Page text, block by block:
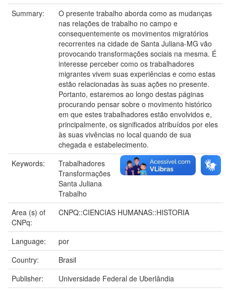
Summary:
O presente trabalho aborda como as mudanças
nas relações de trabalho no campo e
consequentemente os movimentos migratórios
recorrentes na cidade de Santa Juliana-MG vão
provocando transformações sociais na mesma. É
interesse perceber como os trabalhadores
migrantes vivem suas experiências e como estas
estão relacionadas às suas ações no presente.
Portanto, estaremos ao longo destas páginas
procurando pensar sobre o movimento histórico
em que estes trabalhadores estão envolvidos e,
principalmente, os significados atribuídos por eles
às suas vivências no local quando de sua
chegada e estabelecimento.
Keywords:
Trabalhadores
Transformações
Santa Juliana
Trabalho
Area (s) of
CNPq:
CNPQ::CIENCIAS HUMANAS::HISTORIA
Language:
por
Country:
Brasil
Publisher:
Universidade Federal de Uberlândia